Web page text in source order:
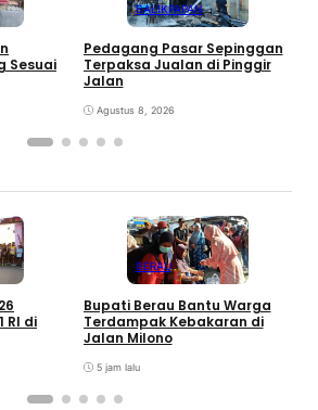
Sesuai
BALIKPAPAN
Pedagang Pasar Sepinggan
Terpaksa Jualan di Pinggir
Jalan
Agustus 8, 2026
RI di
BERAU
Bupati Berau Bantu Warga
Terdampak Kebakaran di
Jalan Milono
5 jam lalu